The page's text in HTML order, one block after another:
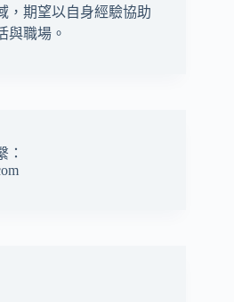
，期望以自身經驗協助
與職場。
：